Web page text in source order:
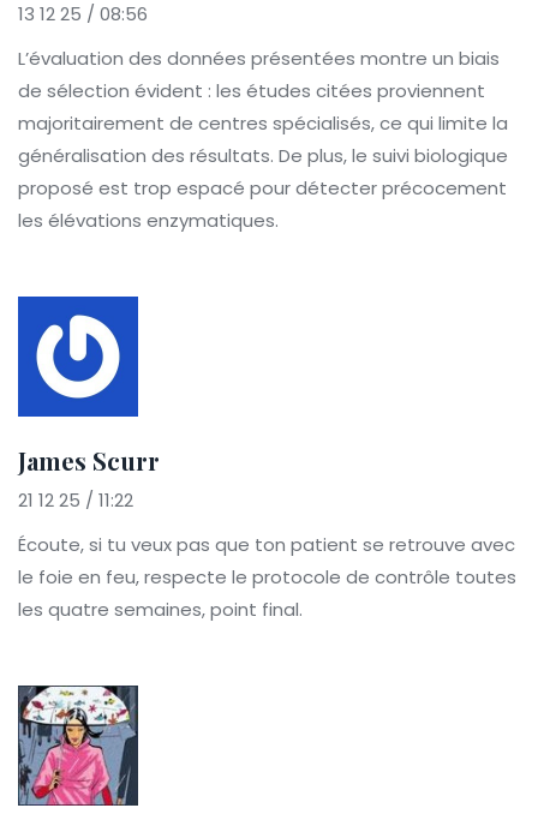
13 12 25 / 08:56
L’évaluation des données présentées montre un biais
de sélection évident : les études citées proviennent
majoritairement de centres spécialisés, ce qui limite la
généralisation des résultats. De plus, le suivi biologique
proposé est trop espacé pour détecter précocement
les élévations enzymatiques.
James Scurr
21 12 25 / 11:22
Écoute, si tu veux pas que ton patient se retrouve avec
le foie en feu, respecte le protocole de contrôle toutes
les quatre semaines, point final.